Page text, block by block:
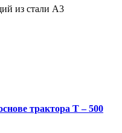
из стали А3
трактора Т – 500